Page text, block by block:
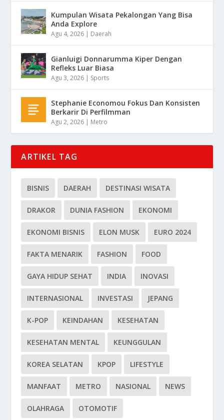
Kumpulan Wisata Pekalongan Yang Bisa
Anda Explore
Agu 4, 2026 | Daerah
Gianluigi Donnarumma Kiper Dengan
Refleks Luar Biasa
Agu 3, 2026 | Sports
Stephanie Economou Fokus Dan Konsisten
Berkarir Di Perfilmman
Agu 2, 2026 | Metro
ARTIKEL TAG
BISNIS DAERAH DESTINASI WISATA
DRAKOR DUNIA FASHION EKONOMI
EKONOMI BISNIS ELON MUSK EURO 2024
FAKTA MENARIK FASHION FOOD
GAYA HIDUP SEHAT INDIA INOVASI
INTERNASIONAL INVESTASI JEPANG
K-POP KEINDAHAN KESEHATAN
KESEHATAN MENTAL KEUNGGULAN
KOREA SELATAN KPOP LIFESTYLE
MANFAAT METRO NASIONAL NEWS
OLAHRAGA OTOMOTIF